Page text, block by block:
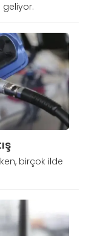
birçok ilde